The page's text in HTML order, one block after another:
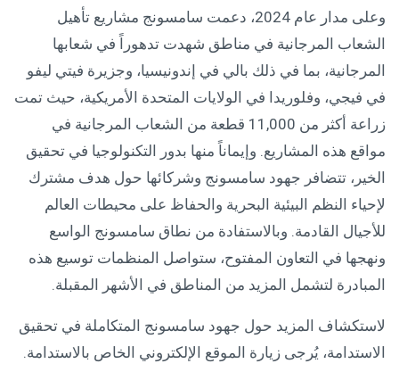
وعلى مدار عام 2024، دعمت سامسونج مشاريع تأهيل
الشعاب المرجانية في مناطق شهدت تدهوراً في شعابها
المرجانية، بما في ذلك بالي في إندونيسيا، وجزيرة فيتي ليفو
في فيجي، وفلوريدا في الولايات المتحدة الأمريكية، حيث تمت
زراعة أكثر من 11,000 قطعة من الشعاب المرجانية في
مواقع هذه المشاريع. وإيماناً منها بدور التكنولوجيا في تحقيق
الخير، تتضافر جهود سامسونج وشركائها حول هدف مشترك
لإحياء النظم البيئية البحرية والحفاظ على محيطات العالم
للأجيال القادمة. وبالاستفادة من نطاق سامسونج الواسع
ونهجها في التعاون المفتوح، ستواصل المنظمات توسيع هذه
المبادرة لتشمل المزيد من المناطق في الأشهر المقبلة.
لاستكشاف المزيد حول جهود سامسونج المتكاملة في تحقيق
الاستدامة، يُرجى زيارة الموقع الإلكتروني الخاص بالاستدامة.